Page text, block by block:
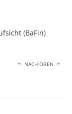
(BaFin)
NACH OBEN